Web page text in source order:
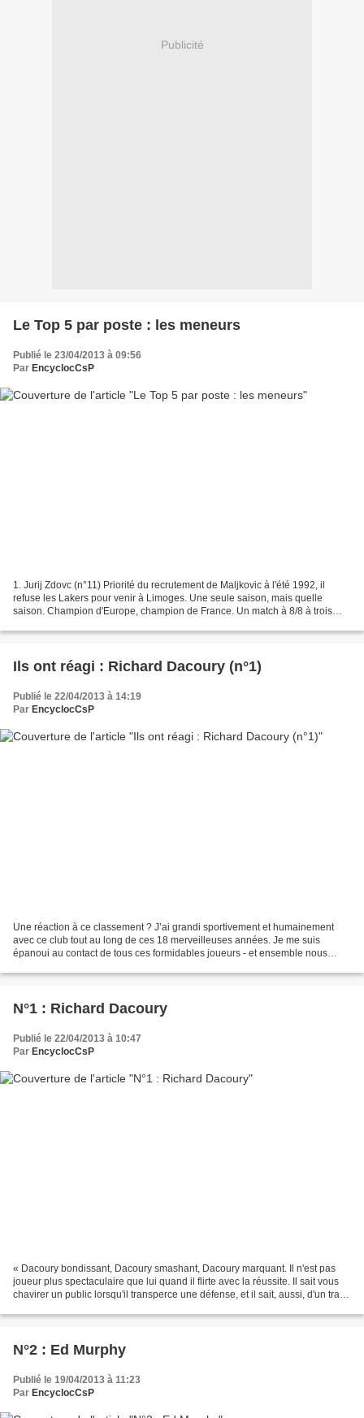
Publicité
Le Top 5 par poste : les meneurs
Publié le 23/04/2013 à 09:56
Par EncyclocCsP
1. Jurij Zdovc (n°11) Priorité du recrutement de Maljkovic à l'été 1992, il
refuse les Lakers pour venir à Limoges. Une seule saison, mais quelle
saison. Champion d'Europe, champion de France. Un match à 8/8 à trois
Ils ont réagi : Richard Dacoury (n°1)
Publié le 22/04/2013 à 14:19
Par EncyclocCsP
Une réaction à ce classement ? J’ai grandi sportivement et humainement
avec ce club tout au long de ces 18 merveilleuses années. Je me suis
épanoui au contact de tous ces formidables joueurs - et ensemble nous
N°1 : Richard Dacoury
Publié le 22/04/2013 à 10:47
Par EncyclocCsP
« Dacoury bondissant, Dacoury smashant, Dacoury marquant. Il n'est pas
joueur plus spectaculaire que lui quand il flirte avec la réussite. Il sait vous
chavirer un public lorsqu'il transperce une défense, et il sait, aussi, d'un trait
N°2 : Ed Murphy
Publié le 19/04/2013 à 11:23
Par EncyclocCsP